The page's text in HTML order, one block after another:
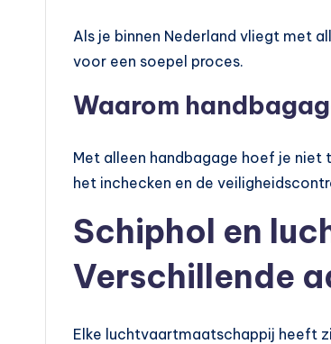
Als je binnen Nederland vliegt met
voor een soepel proces.
Waarom
Met alleen handbagage hoef je
het inchecken en de
Schiphol en
Verschillende
Elke luchtvaartmaatschappij heeft